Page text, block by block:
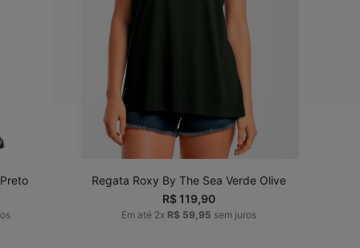
ADICIONAR AO
CARRINHO
Regata Roxy By The Sea Verde Olive
R$119,90
Em até 2x R$ 59,95 sem juros